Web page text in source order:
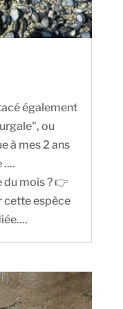
également
ou
à mes 2 ans
du mois ? 👉
cette espèce